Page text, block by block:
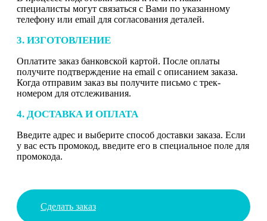
специалисты могут связаться с Вами по указанному
телефону или email для согласования деталей.
3. ИЗГОТОВЛЕНИЕ
Оплатите заказ банковской картой. После оплаты
получите подтверждение на email с описанием заказа.
Когда отправим заказ вы получите письмо с трек-
номером для отслеживания.
4. ДОСТАВКА И ОПЛАТА
Введите адрес и выберите способ доставки заказа. Если
у вас есть промокод, введите его в специальное поле для
промокода.
Сделать заказ